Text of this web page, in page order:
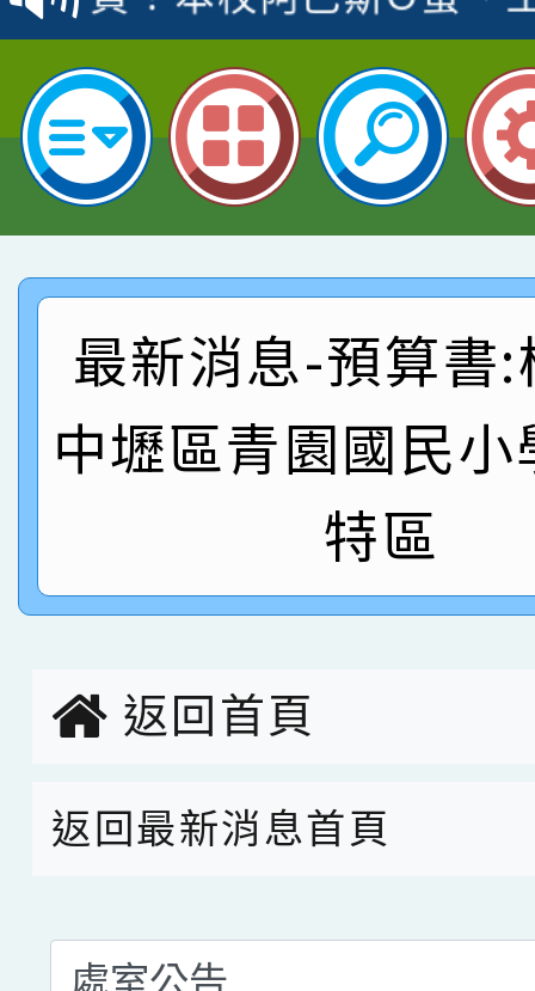
名
倩參加桃園市科展 國
名 指導老師王老師、
賀！本校四年二班張O
園市英語競賽國小朗
指導老師林老師
賀！本校參加桃園市中
賽 劉文瑛教師榮獲教
臺灣台語-第二名
賀！本校參與2026世
市賽榮獲科學小創客佳
名
倩參加桃園市科展 國
名 指導老師王老師、
賀！本校四年二班張O
園市英語競賽國小朗讀
指導老師林老師
賀！本校參加桃園市中
賽 劉文瑛教師榮獲教
臺灣台語-第二名
賀！本校參與2026世
市賽榮獲科學小創客佳
最新消息-預算書
中壢區青園國民
特區
返回首頁
返回最新消息首頁